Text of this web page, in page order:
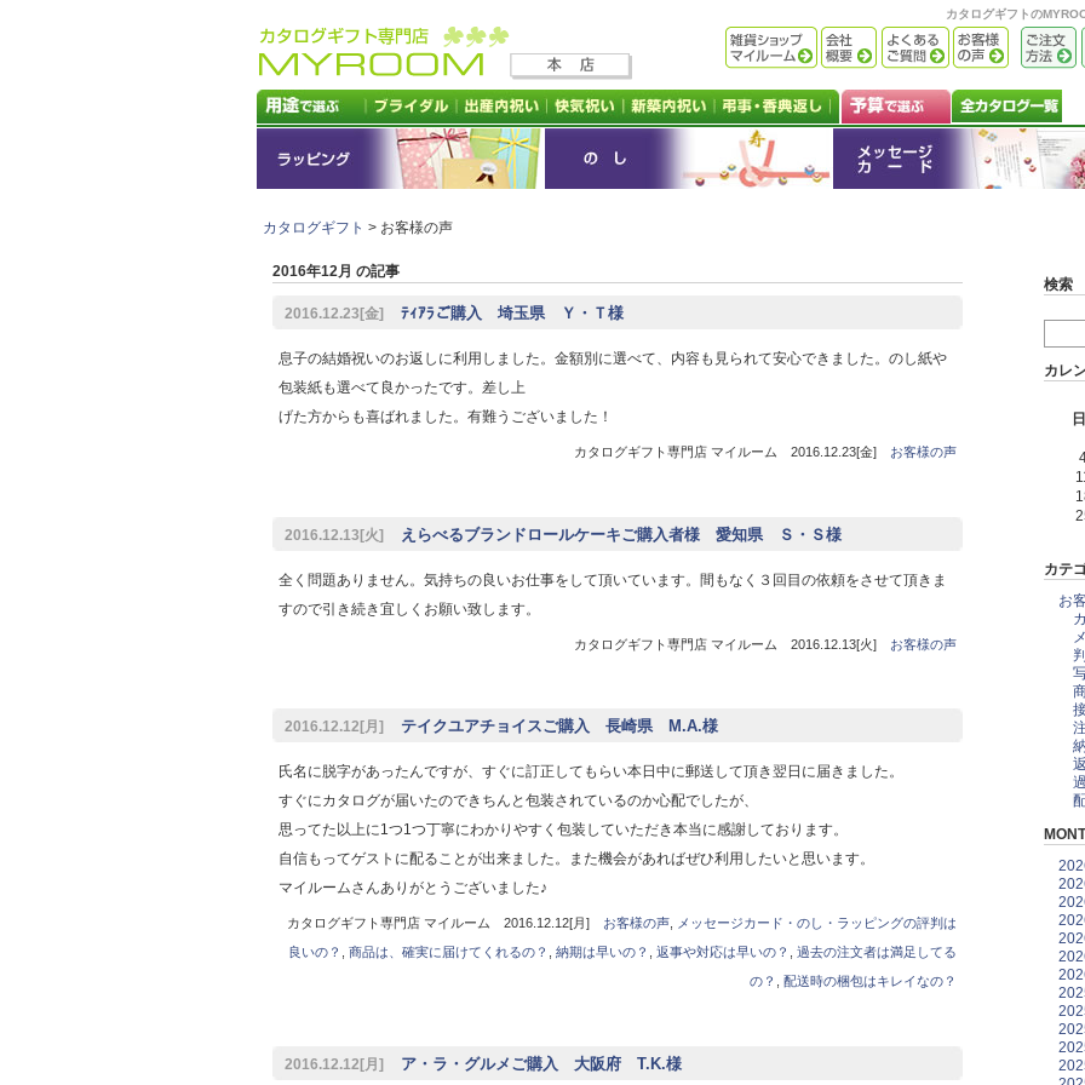
カタログギフトの
カタログギフト > お客様の声
2016年12月 の記事
2016.12.23[金] ﾃｨｱﾗご購入 埼玉県 Ｙ・Ｔ様
息子の結婚祝いのお返しに利用しました。金額別に選べて、内容も見られて安心できました。のし紙や
包装紙も選べて良かったです。差し上
げた方からも喜ばれました。有難うございました！
カタログギフト専門店 マイルーム 2016.12.23[金] お客様の声
2016.12.13[火] えらべるブランドロールケーキご購入者様 愛知県 Ｓ・Ｓ様
全く問題ありません。気持ちの良いお仕事をして頂いています。間もなく３回目の依頼をさせて頂きま
すので引き続き宜しくお願い致します。
カタログギフト専門店 マイルーム 2016.12.13[火] お客様の声
2016.12.12[月] テイクユアチョイスご購入 長崎県 M.A.様
氏名に脱字があったんですが、すぐに訂正してもらい本日中に郵送して頂き翌日に届きました。
すぐにカタログが届いたのできちんと包装されているのか心配でしたが、
思ってた以上に1つ1つ丁寧にわかりやすく包装していただき本当に感謝しております。
自信もってゲストに配ることが出来ました。また機会があればぜひ利用したいと思います。
マイルームさんありがとうございました♪
カタログギフト専門店 マイルーム 2016.12.12[月] お客様の声, メッセージカード・のし・ラッピングの評判は
良いの？ , 商品は、確実に届けてくれるの？ , 納期は早いの？ , 返事や対応は早いの？ , 過去の注文者は満足してる
の？ , 配送時の梱包はキレイなの？
2016.12.12[月] ア・ラ・グルメご購入 大阪府 T.K.様
検索
カレ
日
カテ
お